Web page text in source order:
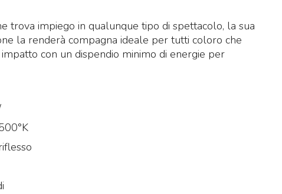
trova impiego in qualunque tipo di spettacolo, la sua
la renderà compagna ideale per tutti coloro che
con un dispendio minimo di energie per